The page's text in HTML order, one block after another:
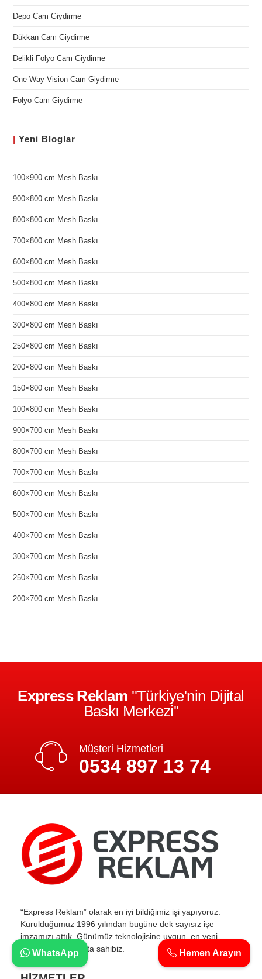
Depo Cam Giydirme
Dükkan Cam Giydirme
Delikli Folyo Cam Giydirme
One Way Vision Cam Giydirme
Folyo Cam Giydirme
| Yeni Bloglar
100×900 cm Mesh Baskı
900×800 cm Mesh Baskı
800×800 cm Mesh Baskı
700×800 cm Mesh Baskı
600×800 cm Mesh Baskı
500×800 cm Mesh Baskı
400×800 cm Mesh Baskı
300×800 cm Mesh Baskı
250×800 cm Mesh Baskı
200×800 cm Mesh Baskı
150×800 cm Mesh Baskı
100×800 cm Mesh Baskı
900×700 cm Mesh Baskı
800×700 cm Mesh Baskı
700×700 cm Mesh Baskı
600×700 cm Mesh Baskı
500×700 cm Mesh Baskı
400×700 cm Mesh Baskı
300×700 cm Mesh Baskı
250×700 cm Mesh Baskı
200×700 cm Mesh Baskı
Express Reklam ''Türkiye'nin Dijital
Baskı Merkezi''
Müşteri Hizmetleri
0534 897 13 74
“Express Reklam” olarak en iyi bildiğimiz işi yapıyoruz.
Kurulduğumuz 1996 yılından bugüne dek sayısız işe
imzamızı attık. Günümüz teknolojisine uygun, en yeni
makine ve teçhizata sahibiz.
Hemen Arayın
WhatsApp